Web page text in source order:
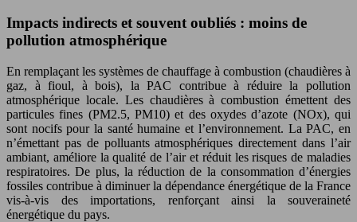
Impacts indirects et souvent oubliés : moins de
pollution atmosphérique
En remplaçant les systèmes de chauffage à combustion (chaudières à
gaz, à fioul, à bois), la PAC contribue à réduire la pollution
atmosphérique locale. Les chaudières à combustion émettent des
particules fines (PM2.5, PM10) et des oxydes d’azote (NOx), qui
sont nocifs pour la santé humaine et l’environnement. La PAC, en
n’émettant pas de polluants atmosphériques directement dans l’air
ambiant, améliore la qualité de l’air et réduit les risques de maladies
respiratoires. De plus, la réduction de la consommation d’énergies
fossiles contribue à diminuer la dépendance énergétique de la France
vis-à-vis des importations, renforçant ainsi la souveraineté
énergétique du pays.